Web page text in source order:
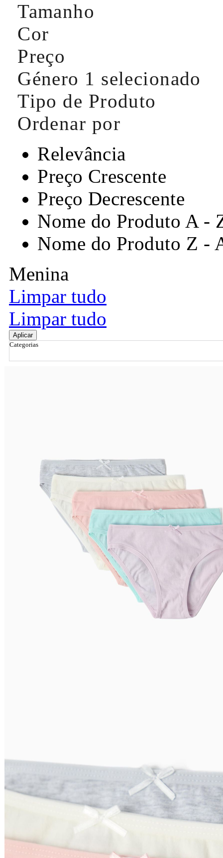
Tamanho
Cor
Preço
Género 1 selecionado
Tipo de Produto
Ordenar por
Relevância
Preço Crescente
Preço Decrescente
Nome do Produto A -
Nome do Produto Z -
Menina
Limpar tudo
Limpar tudo
Aplicar
Categorias
Filtrar & Ordenar